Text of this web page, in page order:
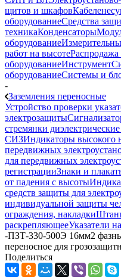
щитов и шкафов
оборудованиеСредства
техникаКонденсаторы
оборудование
работ на высотеРаспродажа
оборудованиеИнструмент
оборудованиеСистемы и
-
Заземления переносные
Устройство проверки
электрозащиты
стремянки диэлектрические
СИЗИндикаторы высокого
передвижных
для передвижных
регистрацииЗнаки и
от падения с высоты
средств защиты для
индивидуальной защиты
ограждения, накладки
раскрепляющееУказатели
-ПЗТ-330-500Э 16мм2
переносное для
Поделиться